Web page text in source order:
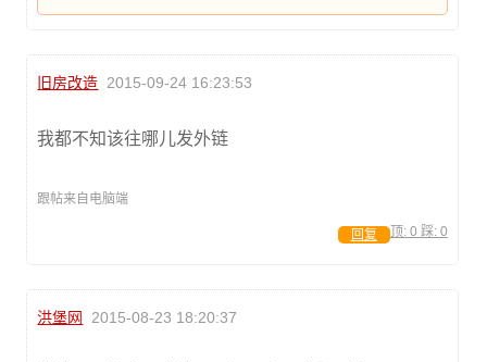
旧房改造 2015-09-24 16:23:53
我都不知该往哪儿发外链
跟帖来自电脑端
顶: 0 踩: 0
回复
洪堡网 2015-08-23 18:20:37